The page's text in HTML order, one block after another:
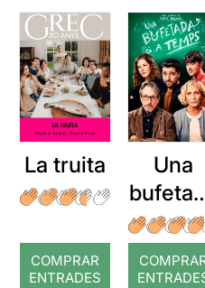
La truita
COMPRAR
ENTRADES
Una
a